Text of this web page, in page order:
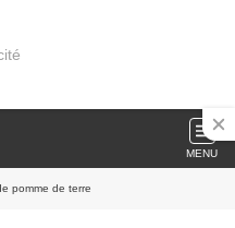
MENU
pomme de terre